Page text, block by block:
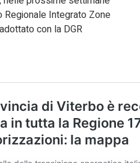
Regionale Integrato Zone
con la DGR